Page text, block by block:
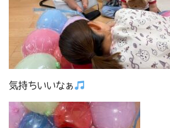
気持ちいいなぁ